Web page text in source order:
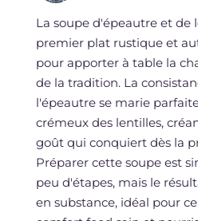
La soupe d'épeautre et de
premier plat rustique et
pour apporter à table la
de la tradition. La
l'épeautre se marie
crémeux des lentilles,
goût qui conquiert dès la
Préparer cette soupe est
peu d'étapes, mais le
en substance, idéal pour